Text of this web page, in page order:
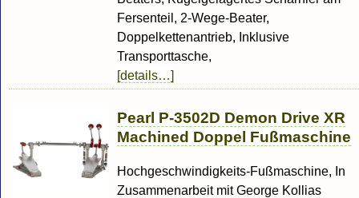
Fersenteil, 2-Wege-Beater,
Doppelkettenantrieb, Inklusive
Transporttasche,
[details…]
Pearl P-3502D Demon Drive XR
Machined Doppel Fußmaschine
Hochgeschwindigkeits-Fußmaschine, In
Zusammenarbeit mit George Kollias